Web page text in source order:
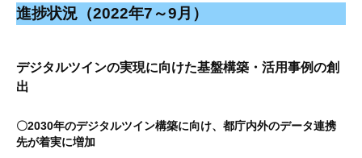
進捗状況（2022年7～9月）
デジタルツインの実現に向けた基盤構築・活用事例の創
出
〇2030年のデジタルツイン構築に向け、都庁内外のデータ連携
先が着実に増加